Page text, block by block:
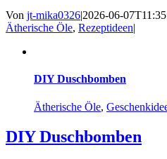
Von jt-mika0326|2026-06-
Ätherische Öle, Rezeptideen|
DIY Duschbomben
Ätherische Öle,
DIY Duschbomben